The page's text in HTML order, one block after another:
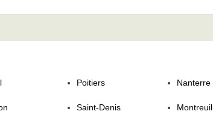
Poitiers Nanterre
Saint-Denis Montreuil